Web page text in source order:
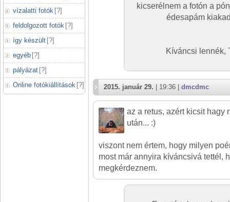
vízalatti fotók [?]
feldolgozott fotók [?]
így készült [?]
egyéb [?]
pályázat [?]
Online fotókiállítások [?]
kicserélnem a fotón a
édesapám
Kíváncsi lennék,
2015. január 29. | 19:36 | dmcdmc
az a retus, azért kicsit hagy
után... :)
viszont nem értem, hogy milyen
most már annyira kíváncsivá tettél,
megkérdeznem.